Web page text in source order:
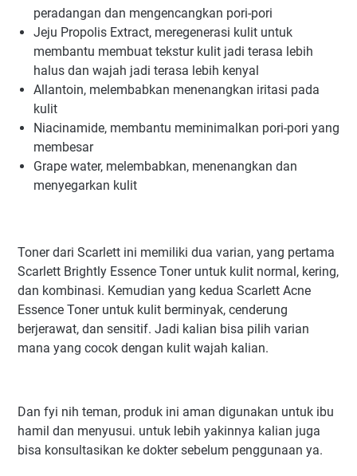
peradangan dan mengencangkan pori-pori
Jeju Propolis Extract, meregenerasi kulit untuk
membantu membuat tekstur kulit jadi terasa lebih
halus dan wajah jadi terasa lebih kenyal
Allantoin, melembabkan menenangkan iritasi pada
kulit
Niacinamide, membantu meminimalkan pori-pori yang
membesar
Grape water, melembabkan, menenangkan dan
menyegarkan kulit
Toner dari Scarlett ini memiliki dua varian, yang pertama
Scarlett Brightly Essence Toner untuk kulit normal, kering,
dan kombinasi. Kemudian yang kedua Scarlett Acne
Essence Toner untuk kulit berminyak, cenderung
berjerawat, dan sensitif. Jadi kalian bisa pilih varian
mana yang cocok dengan kulit wajah kalian.
Dan fyi nih teman, produk ini aman digunakan untuk ibu
hamil dan menyusui. untuk lebih yakinnya kalian juga
bisa konsultasikan ke dokter sebelum penggunaan ya.